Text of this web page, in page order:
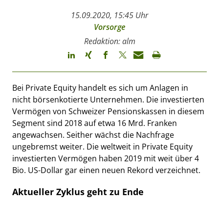
15.09.2020, 15:45 Uhr
Vorsorge
Redaktion: alm
Bei Private Equity handelt es sich um Anlagen in
nicht börsenkotierte Unternehmen. Die investierten
Vermögen von Schweizer Pensionskassen in diesem
Segment sind 2018 auf etwa 16 Mrd. Franken
angewachsen. Seither wächst die Nachfrage
ungebremst weiter. Die weltweit in Private Equity
investierten Vermögen haben 2019 mit weit über 4
Bio. US-Dollar gar einen neuen Rekord verzeichnet.
Aktueller Zyklus geht zu Ende